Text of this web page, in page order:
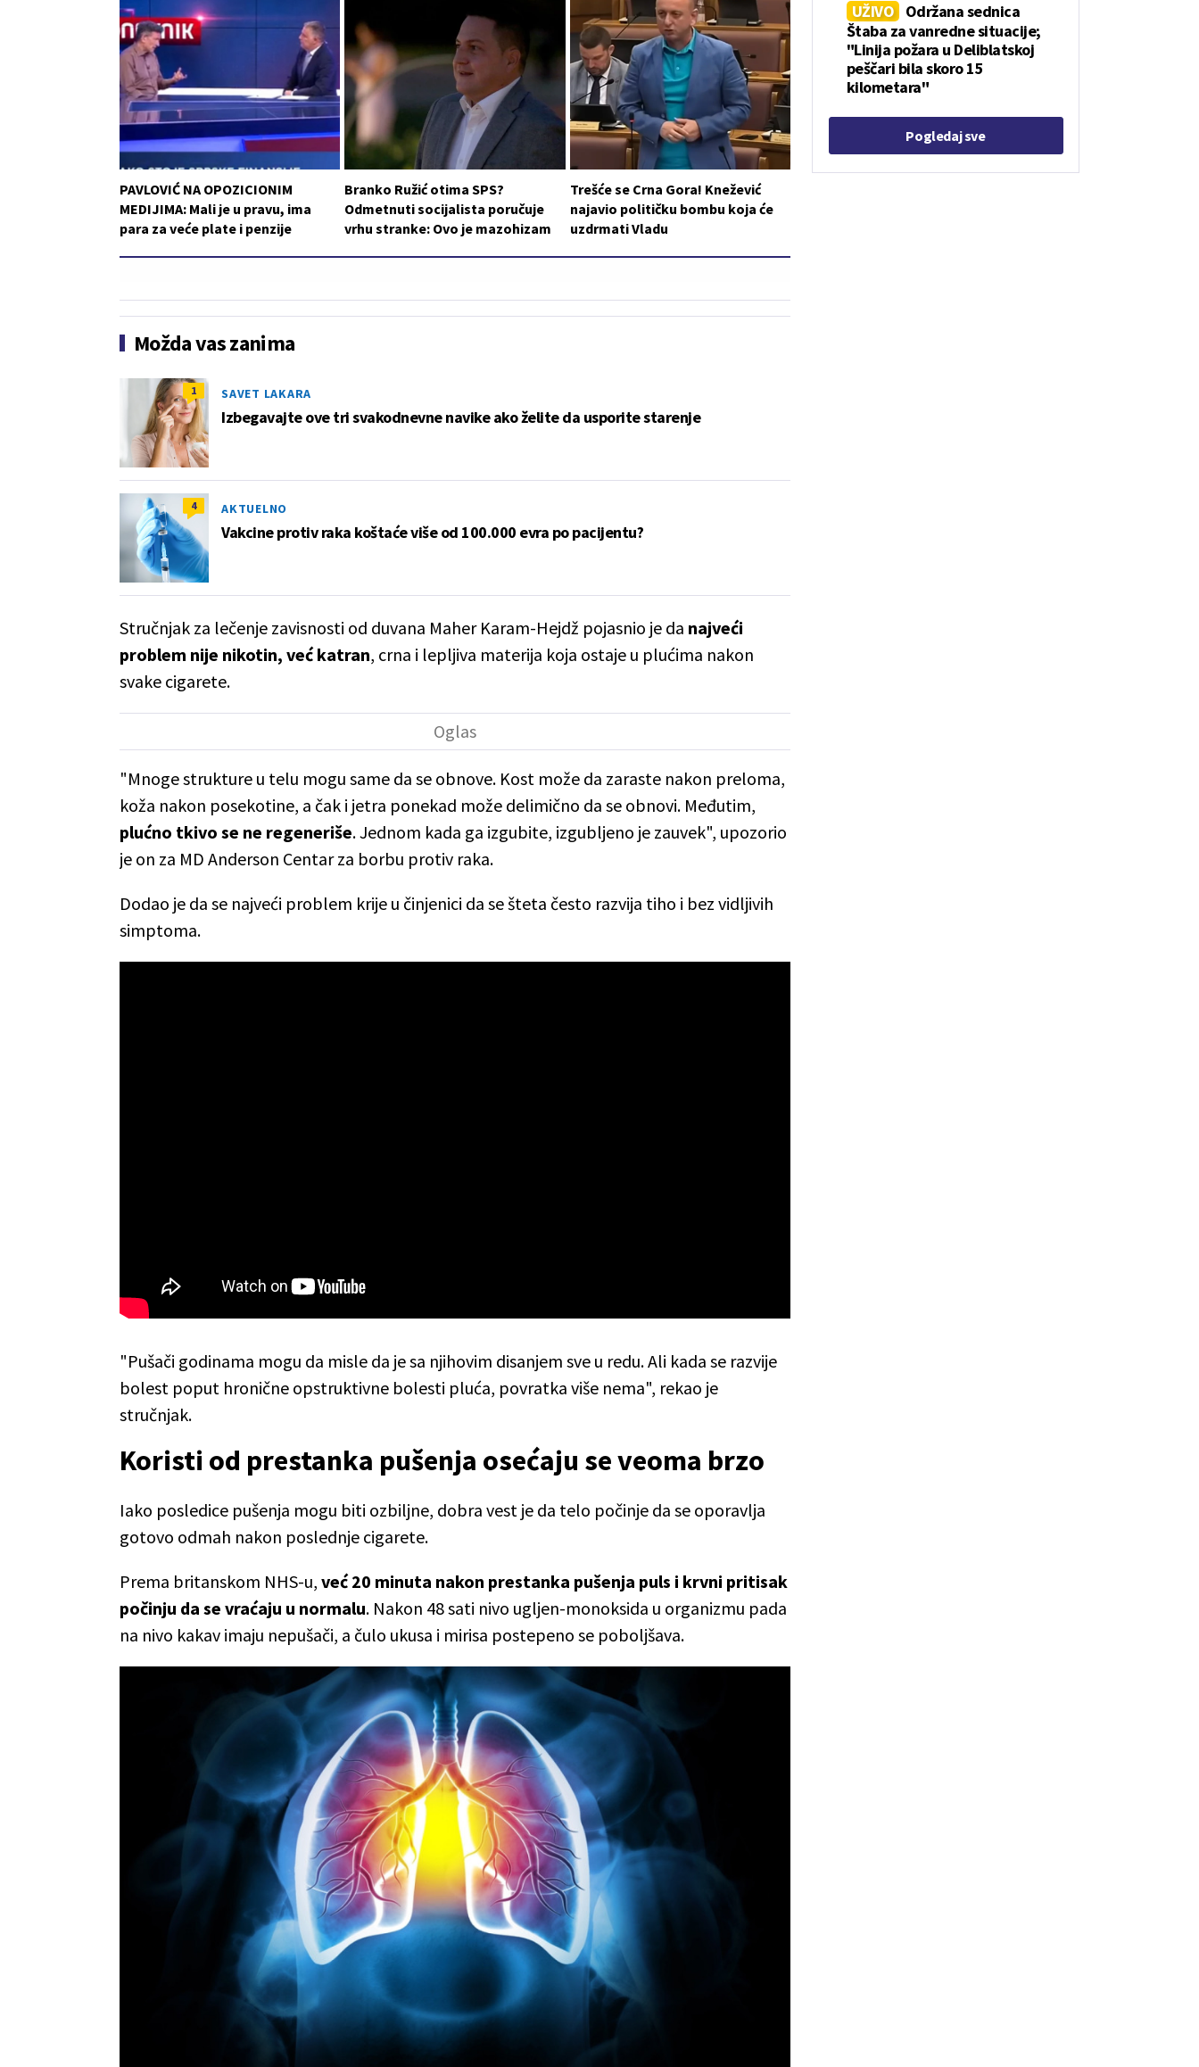
PAVLOVIĆ NA OPOZICIONIM
MEDIJIMA: Mali je u pravu, ima
para za veće plate i penzije
Branko Ružić otima SPS?
Odmetnuti socijalista poručuje
vrhu stranke: Ovo je mazohizam
Trešće se Crna Gora! Knežević
najavio političku bombu koja će
uzdrmati Vladu
Možda vas zanima
1 SAVET LAKARA
Izbegavajte ove tri svakodnevne navike ako želite da usporite starenje
4 AKTUELNO
Vakcine protiv raka koštaće više od 100.000 evra po pacijentu?
Stručnjak za lečenje zavisnosti od duvana Maher Karam-Hejdž pojasnio je da najveći
problem nije nikotin, već katran, crna i lepljiva materija koja ostaje u plućima nakon
svake cigarete.
"Mnoge strukture u telu mogu same da se obnove. Kost može da zaraste nakon preloma,
koža nakon posekotine, a čak i jetra ponekad može delimično da se obnovi. Međutim,
plućno tkivo se ne regeneriše. Jednom kada ga izgubite, izgubljeno je zauvek", upozorio
je on za MD Anderson Centar za borbu protiv raka.
Dodao je da se najveći problem krije u činjenici da se šteta često razvija tiho i bez vidljivih
simptoma.
"Pušači godinama mogu da misle da je sa njihovim disanjem sve u redu. Ali kada se razvije
bolest poput hronične opstruktivne bolesti pluća, povratka više nema", rekao je
stručnjak.
Koristi od prestanka pušenja osećaju se veoma brzo
Iako posledice pušenja mogu biti ozbiljne, dobra vest je da telo počinje da se oporavlja
gotovo odmah nakon poslednje cigarete.
Prema britanskom NHS-u, već 20 minuta nakon prestanka pušenja puls i krvni pritisak
počinju da se vraćaju u normalu. Nakon 48 sati nivo ugljen-monoksida u organizmu pada
na nivo kakav imaju nepušači, a čulo ukusa i mirisa postepeno se poboljšava.
UŽIVO
Održana sednica
Štaba za vanredne situacije;
"Linija požara u Deliblatskoj
peščari bila skoro 15
kilometara"
Pogledaj sve